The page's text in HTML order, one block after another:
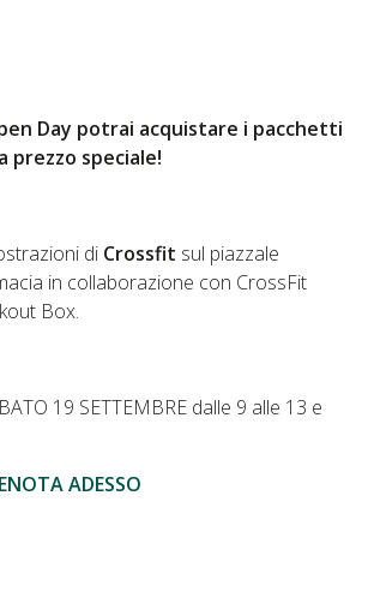
Day potrai acquistare i pacchetti
prezzo speciale!
di Crossfit sul piazzale
in collaborazione con CrossFit
Box.
19 SETTEMBRE dalle 9 alle 13 e
ADESSO